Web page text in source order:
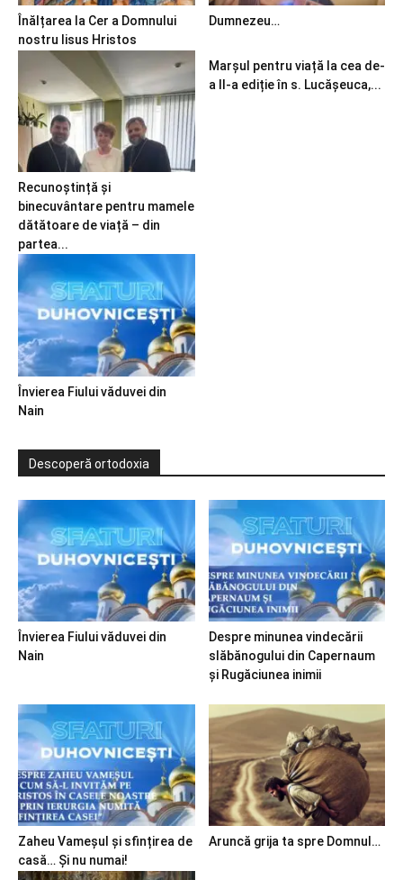
Înălțarea la Cer a Domnului
nostru Iisus Hristos
Dumnezeu…
Recunoștință și
binecuvântare pentru mamele
dătătoare de viață – din
partea...
Marșul pentru viață la cea de-
a II-a ediție în s. Lucășeuca,...
Învierea Fiului văduvei din
Nain
Descoperă ortodoxia
Învierea Fiului văduvei din
Nain
Despre minunea vindecării
slăbănogului din Capernaum
și Rugăciunea inimii
Zaheu Vameșul și sfințirea de
casă… Și nu numai!
Aruncă grija ta spre Domnul…